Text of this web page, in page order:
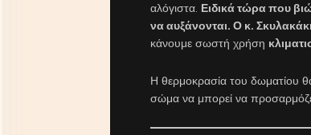
αλόγιστα. Ειδικά τώρα που
να αυξάνονται. Ο κ.
κάνουμε σωστή χρήση
Η θερμοκρασία του δωματίου
σώμα να μπορεί να